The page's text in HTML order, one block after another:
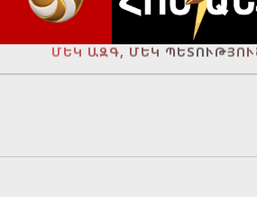
ՄԵԿ ԱԶԳ, ՄԵԿ